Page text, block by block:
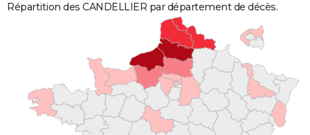
Répartition des CANDELLIER par département de décès.